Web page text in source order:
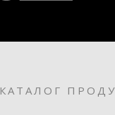
КАТАЛОГ